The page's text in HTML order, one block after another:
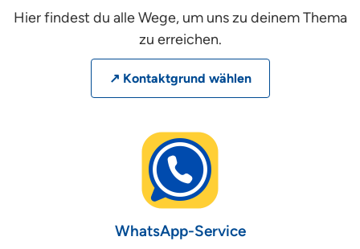
Hier findest du alle Wege, um uns zu deinem Thema
zu erreichen.
↗ Kontaktgrund wählen
WhatsApp-Service